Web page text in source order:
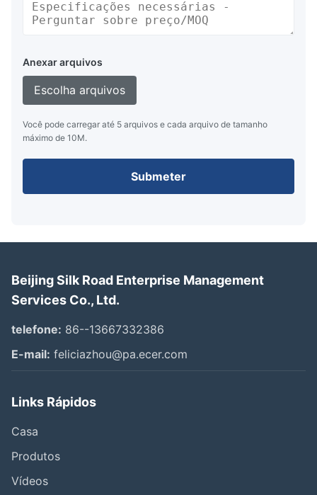
Anexar arquivos
Escolha arquivos
Você pode carregar até 5 arquivos e cada arquivo de tamanho
máximo de 10M.
Submeter
Beijing Silk Road Enterprise Management
Services Co., Ltd.
telefone: 86--13667332386
E-mail: feliciazhou@pa.ecer.com
Links Rápidos
Casa
Produtos
Vídeos